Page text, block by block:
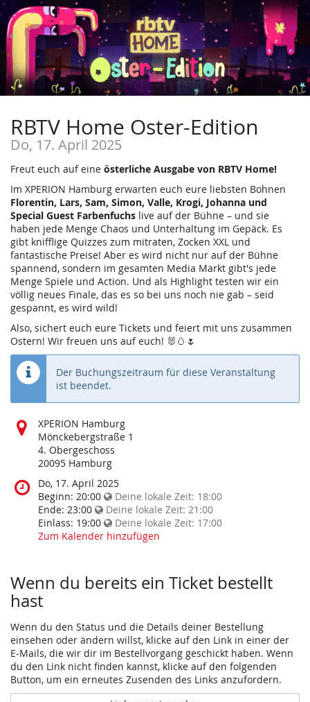
RBTV Home Oster-Edition
Do, 17. April 2025
Freut euch auf eine österliche Ausgabe von RBTV Home!
Im XPERION Hamburg erwarten euch eure liebsten Bohnen
Florentin, Lars, Sam, Simon, Valle, Krogi, Johanna und
Special Guest Farbenfuchs live auf der Bühne – und sie
haben jede Menge Chaos und Unterhaltung im Gepäck. Es
gibt knifflige Quizzes zum mitraten, Zocken XXL und
fantastische Preise! Aber es wird nicht nur auf der Bühne
spannend, sondern im gesamten Media Markt gibt's jede
Menge Spiele und Action. Und als Highlight testen wir ein
völlig neues Finale, das es so bei uns noch nie gab – seid
gespannt, es wird wild!
Also, sichert euch eure Tickets und feiert mit uns zusammen
Ostern! Wir freuen uns auf euch! 🐰🥚🌷
Der Buchungszeitraum für diese Veranstaltung
ist beendet.
Wo
findet
diese
Veranstaltung
XPERION Hamburg
Mönckebergstraße 1
4. Obergeschoss
20095 Hamburg
Wann
findet
diese
Veranstaltung
statt?
Do, 17. April 2025
Beginn: 20:00 Deine lokale Zeit: 18:00
Ende: 23:00 Deine lokale Zeit: 21:00
Einlass: 19:00 Deine lokale Zeit: 17:00
Zum Kalender hinzufügen
Wenn du bereits ein Ticket bestellt
hast
Wenn du den Status und die Details deiner Bestellung
einsehen oder ändern willst, klicke auf den Link in einer der
E-Mails, die wir dir im Bestellvorgang geschickt haben. Wenn
du den Link nicht finden kannst, klicke auf den folgenden
Button, um ein erneutes Zusenden des Links anzufordern.